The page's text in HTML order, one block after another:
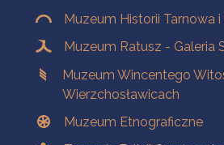
Muzeum Historii Tarnowa
Muzeum Ratusz - Galeria
Muzeum Wincentego
Wierzchosławicach
Muzeum Etnograficzne